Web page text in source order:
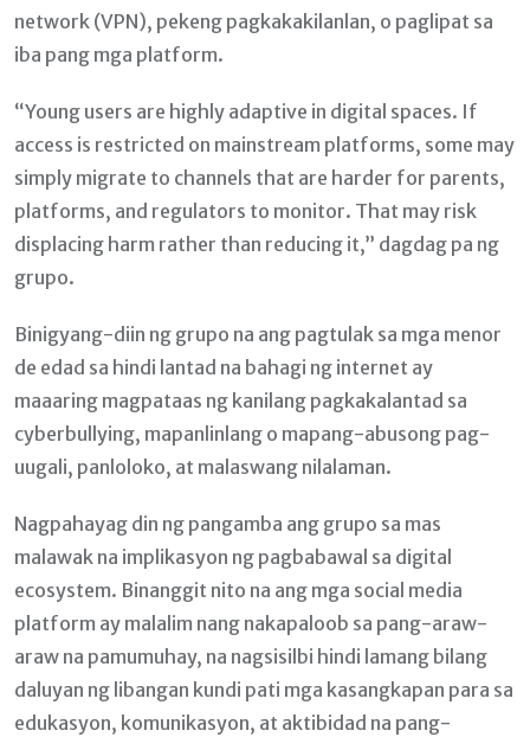
network (VPN), pekeng pagkakakilanlan, o paglipat sa
iba pang mga platform.
“Young users are highly adaptive in digital spaces. If
access is restricted on mainstream platforms, some may
simply migrate to channels that are harder for parents,
platforms, and regulators to monitor. That may risk
displacing harm rather than reducing it,” dagdag pa ng
grupo.
Binigyang-diin ng grupo na ang pagtulak sa mga menor
de edad sa hindi lantad na bahagi ng internet ay
maaaring magpataas ng kanilang pagkakalantad sa
cyberbullying, mapanlinlang o mapang-abusong pag-
uugali, panloloko, at malaswang nilalaman.
Nagpahayag din ng pangamba ang grupo sa mas
malawak na implikasyon ng pagbabawal sa digital
ecosystem. Binanggit nito na ang mga social media
platform ay malalim nang nakapaloob sa pang-araw-
araw na pamumuhay, na nagsisilbi hindi lamang bilang
daluyan ng libangan kundi pati mga kasangkapan para sa
edukasyon, komunikasyon, at aktibidad na pang-